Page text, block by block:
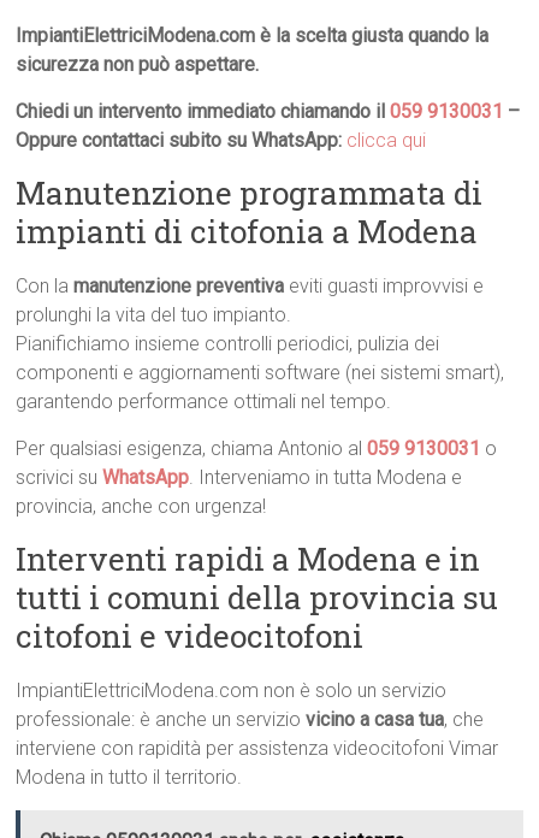
ImpiantiElettriciModena.com è la scelta giusta quando la
sicurezza non può aspettare.
Chiedi un intervento immediato chiamando il059 9130031 –
Oppure contattaci subito su WhatsApp: clicca qui
Manutenzione programmata di
impianti di citofonia a Modena
Con lamanutenzione preventiva eviti guasti improvvisi e
prolunghi la vita del tuo impianto.
Pianifichiamo insieme controlli periodici, pulizia dei
componenti e aggiornamenti software (nei sistemi smart),
garantendo performance ottimali nel tempo.
Per qualsiasi esigenza, chiama Antonio al059 9130031 o
scrivici suWhatsApp. Interveniamo in tutta Modena e
provincia, anche con urgenza!
Interventi rapidi a Modena e in
tutti i comuni della provincia su
citofoni e videocitofoni
ImpiantiElettriciModena.com non è solo un servizio
professionale: è anche un serviziovicino a casa tua, che
interviene con rapidità per assistenza videocitofoni Vimar
Modena in tutto il territorio.